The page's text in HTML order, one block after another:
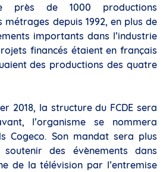
près de 1000 productions
métrages depuis 1992, en plus de
importants dans l’industrie
financés étaient en français
des productions des quatre
2018, la structure du FCDE sera
l’organisme se nommera
Cogeco. Son mandat sera plus
des évènements dans
de la télévision par l’entremise